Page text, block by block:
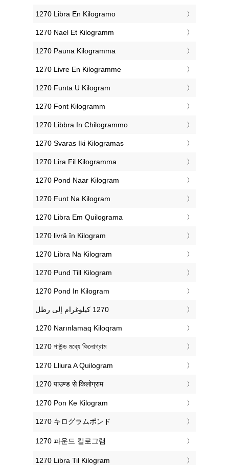
‎1270 Libra En Kilogramo
‎1270 Nael Et Kilogramm
‎1270 Pauna Kilogramma
‎1270 Livre En Kilogramme
‎1270 Funta U Kilogram
‎1270 Font Kilogramm
‎1270 Libbra In Chilogrammo
‎1270 Svaras Iki Kilogramas
‎1270 Lira Fil Kilogramma
‎1270 Pond Naar Kilogram
‎1270 Funt Na Kilogram
‎1270 Libra Em Quilograma
‎1270 livră în Kilogram
‎1270 Libra Na Kilogram
‎1270 Pund Till Kilogram
‎1270 Pond In Kilogram
‎1270 Narınlamaq Kiloqram
‎1270 পাউন্ড মধ্যে কিলোগ্রাম
‎1270 Lliura A Quilogram
‎1270 पाउण्ड से किलोग्राम
‎1270 Pon Ke Kilogram
‎1270 キログラムポンド
‎1270 파운드 킬로그램
‎1270 Libra Til Kilogram